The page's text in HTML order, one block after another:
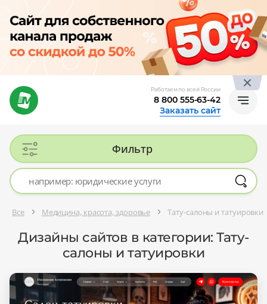
Работаем по всей России
8 800 555-63-42
Заказать сайт
Фильтр
Все Медицина, красота, здоровье Тату-салоны и татуировки
Дизайны сайтов в категории: Тату-
салоны и татуировки